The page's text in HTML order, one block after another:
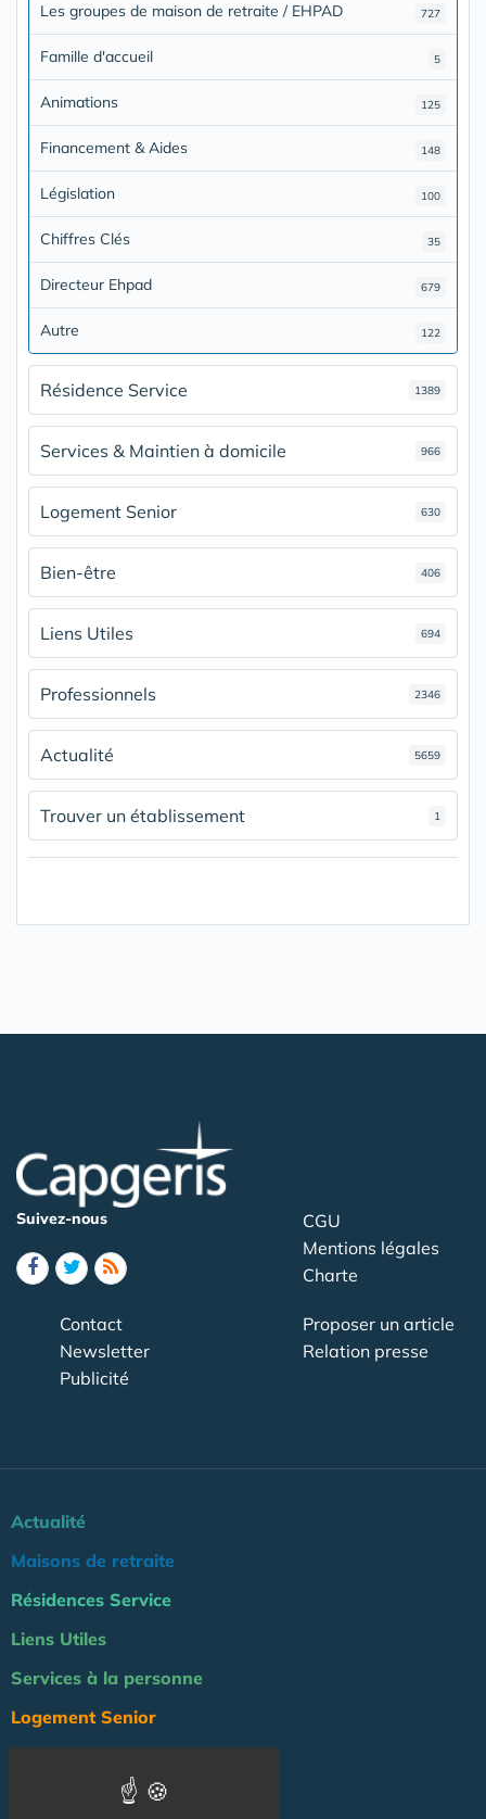
Les groupes de maison de retraite / EHPAD 727
Famille d'accueil 5
Animations 125
Financement & Aides 148
Législation 100
Chiffres Clés 35
Directeur Ehpad 679
Autre 122
Résidence Service 1389
Services & Maintien à domicile 966
Logement Senior 630
Bien-être 406
Liens Utiles 694
Professionnels 2346
Actualité 5659
Trouver un établissement 1
Suivez-nous
CGU
Mentions légales
Charte
Contact
Newsletter
Publicité
Proposer un article
Relation presse
Actualité
Maisons de retraite
Résidences Service
Liens Utiles
Services à la personne
Logement Senior
Emploi & formation